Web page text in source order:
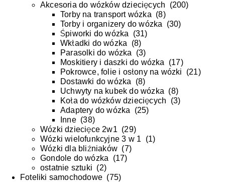
Akcesoria do wózków dziecięcych (200)
Torby na transport wózka (8)
Torby i organizery do wózka (30)
Śpiworki do wózka (31)
Wkładki do wózka (8)
Parasolki do wózka (3)
Moskitiery i daszki do wózka (17)
Pokrowce, folie i osłony na wózki (21)
Dostawki do wózka (8)
Uchwyty na kubek do wózka (8)
Koła do wózków dziecięcych (3)
Adaptery do wózka (25)
Inne(38)
Wózki dziecięce 2w1 (29)
Wózki wielofunkcyjne 3 w 1 (1)
Wózki dla bliźniaków (7)
Gondole do wózka (17)
ostatnie sztuki (2)
Foteliki samochodowe (75)